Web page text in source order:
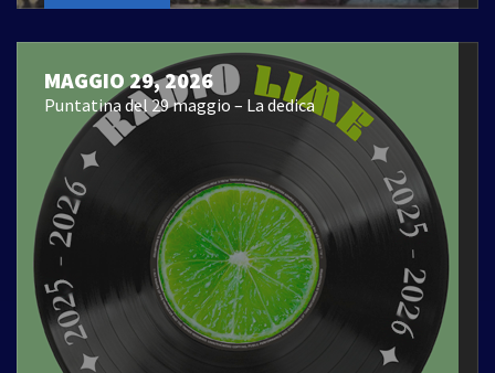
MAGGIO 29, 2026
Puntatina del 29 maggio – La dedica